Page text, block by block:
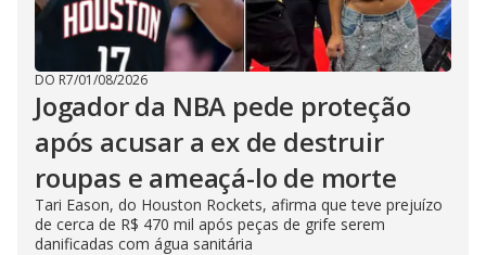
DO R7/01/08/2026
Jogador da NBA pede proteção
após acusar a ex de destruir
roupas e ameaçá-lo de morte
Tari Eason, do Houston Rockets, afirma que teve prejuízo
de cerca de R$ 470 mil após peças de grife serem
danificadas com água sanitária